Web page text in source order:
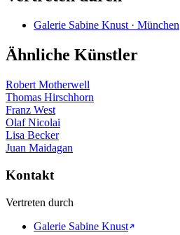
Galerie Sabine Knust · München
Ähnliche Künstler
Robert Motherwell
Thomas Hirschhorn
Franz West
Olaf Nicolai
Lisa Becker
Juan Maidagan
Kontakt
Vertreten durch
Galerie Sabine Knust